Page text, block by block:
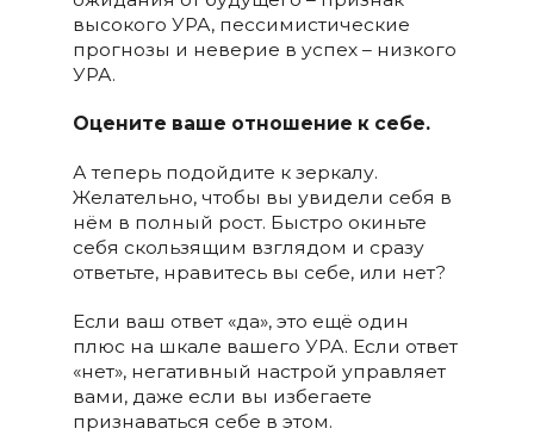
высокого УРА, пессимистические
прогнозы и неверие в успех – низкого
УРА.
Оцените ваше отношение к себе.
А теперь подойдите к зеркалу.
Желательно, чтобы вы увидели себя в
нём в полный рост. Быстро окиньте
себя скользящим взглядом и сразу
ответьте, нравитесь вы себе, или нет?
Если ваш ответ «да», это ещё один
плюс на шкале вашего УРА. Если ответ
«нет», негативный настрой управляет
вами, даже если вы избегаете
признаваться себе в этом.